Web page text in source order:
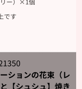
です
粉、マーガリン、フラワー
桂皮末、本みりん/ゲル化
料、着色料（ベニバナ
りんごを含む）
ションの花束（レ
【シュシュ】焼き